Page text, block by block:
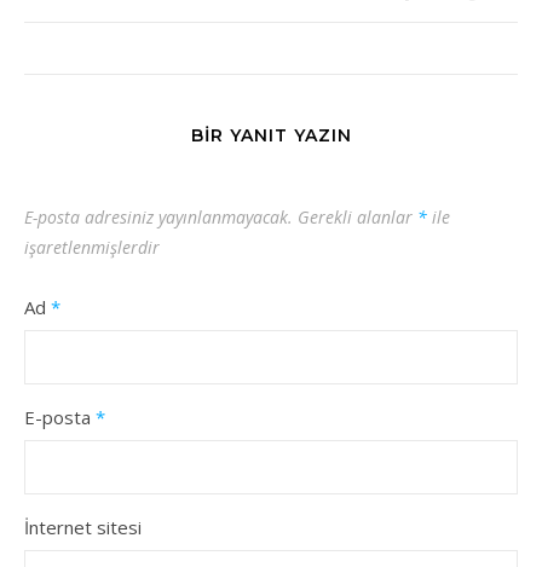
BIR YANIT YAZIN
E-posta adresiniz yayınlanmayacak. Gerekli alanlar * ile
işaretlenmişlerdir
Ad *
E-posta *
İnternet sitesi